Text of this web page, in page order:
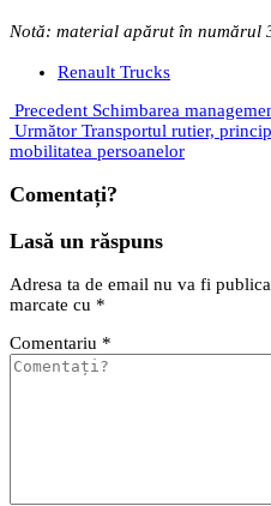
Notă: material apărut în numărul
Renault Trucks
Precedent Schimbarea
Următor Transportul rutier,
mobilitatea persoanelor
Comentați?
Lasă un răspuns
Adresa ta de email nu va fi
marcate cu *
Comentariu *